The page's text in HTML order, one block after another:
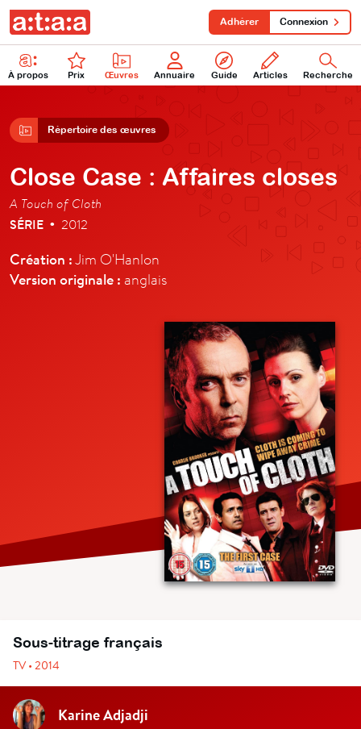
À propos Prix Œuvres Annuaire Guide Articles Recherche
Adhérer Connexion
Répertoire des œuvres
Close Case : Affaires closes
A Touch of Cloth
SÉRIE • 2012
Création :Jim O'Hanlon
Version originale : anglais
Sous-titrage français
TV • 2014
Karine Adjadji